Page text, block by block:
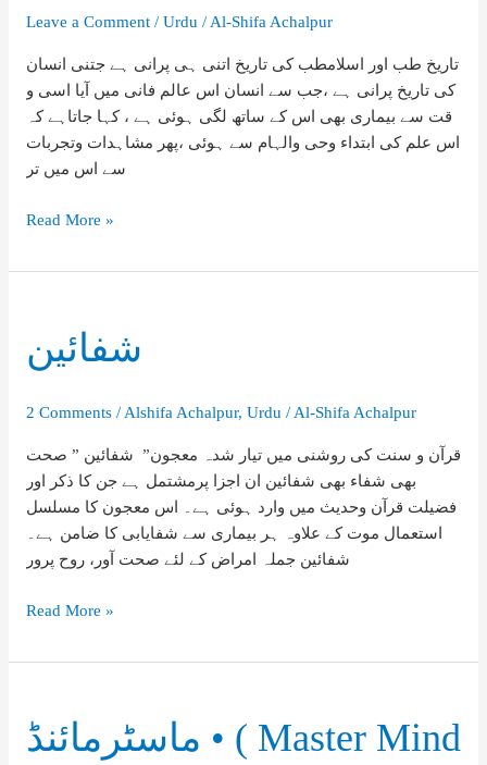
Leave a Comment / Urdu / Al-Shifa Achalpur
تاریخ طب اور اسلامطب کی تاریخ اتنی ہی پرانی ہے جتنی انسان
کی تاریخ پرانی ہے ،جب سے انسان اس عالم فانی میں آیا اسی و
قت سے بیماری بھی اس کے ساتھ لگی ہوئی ہے ، کہا جاتاہے کہ
اس علم کی ابتداء وحی والہام سے ہوئی ،پھر مشاہدات وتجربات
سے اس میں تر
تاریخ
اور
Read More »
شفائین
2 Comments / Alshifa Achalpur, Urdu / Al-Shifa Achalpur
قرآن و سنت کی روشنی میں تیار شدہ معجون” شفائین ” صحت
بھی شفاء بھی شفائین ان اجزا پرمشتمل ہے جن کا ذکر اور
فضیلت قرآن وحدیث میں وارد ہوئی ہے۔ اس معجون کا مسلسل
استعمال موت کے علاوہ ہر بیماری سے شفایابی کا ضامن ہے۔
شفائین جملہ امراض کے لئے صحت آور، روح پرور
شفائین
Read More »
ماسٹرمائنڈ • ( Master Mind